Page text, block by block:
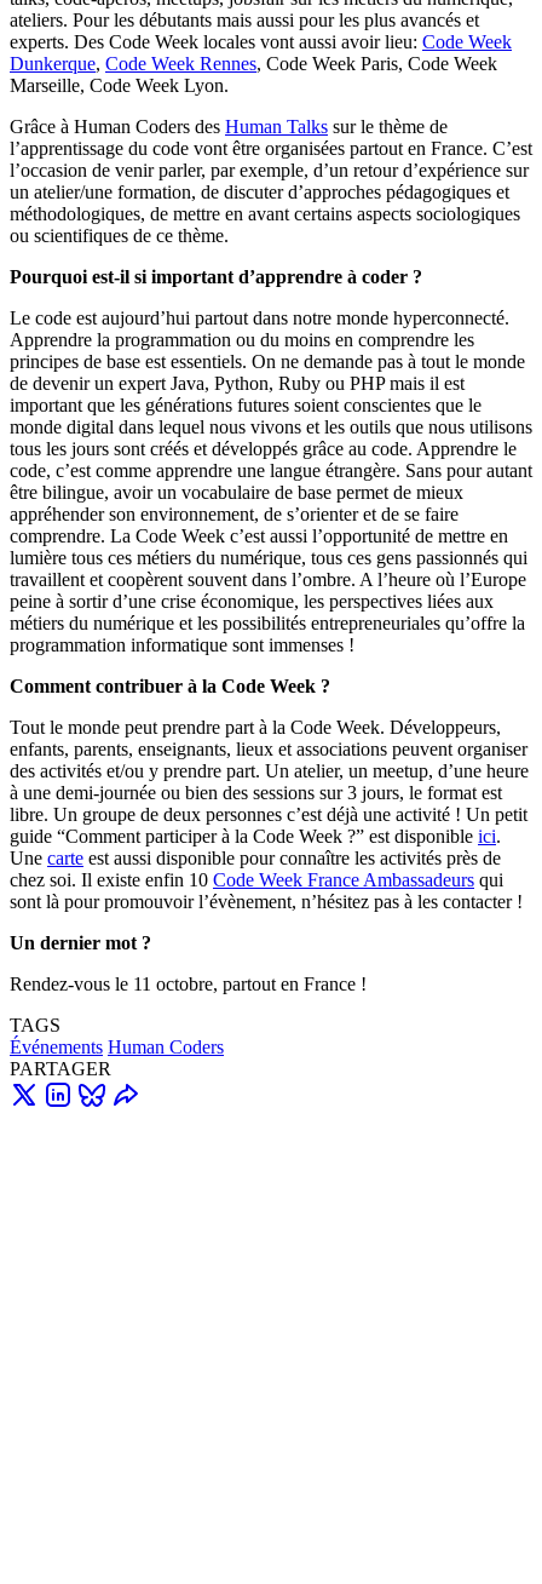
ateliers. Pour les débutants mais aussi pour les plus avancés et
experts. Des Code Week locales vont aussi avoir lieu: Code Week
Dunkerque, Code Week Rennes, Code Week Paris, Code Week
Marseille, Code Week Lyon.
Grâce à Human Coders des Human Talks sur le thème de
l’apprentissage du code vont être organisées partout en France. C’est
l’occasion de venir parler, par exemple, d’un retour d’expérience sur
un atelier/une formation, de discuter d’approches pédagogiques et
méthodologiques, de mettre en avant certains aspects sociologiques
ou scientifiques de ce thème.
Pourquoi est-il si important d’apprendre à coder ?
Le code est aujourd’hui partout dans notre monde hyperconnecté.
Apprendre la programmation ou du moins en comprendre les
principes de base est essentiels. On ne demande pas à tout le monde
de devenir un expert Java, Python, Ruby ou PHP mais il est
important que les générations futures soient conscientes que le
monde digital dans lequel nous vivons et les outils que nous utilisons
tous les jours sont créés et développés grâce au code. Apprendre le
code, c’est comme apprendre une langue étrangère. Sans pour autant
être bilingue, avoir un vocabulaire de base permet de mieux
appréhender son environnement, de s’orienter et de se faire
comprendre. La Code Week c’est aussi l’opportunité de mettre en
lumière tous ces métiers du numérique, tous ces gens passionnés qui
travaillent et coopèrent souvent dans l’ombre. A l’heure où l’Europe
peine à sortir d’une crise économique, les perspectives liées aux
métiers du numérique et les possibilités entrepreneuriales qu’offre la
programmation informatique sont immenses !
Comment contribuer à la Code Week ?
Tout le monde peut prendre part à la Code Week. Développeurs,
enfants, parents, enseignants, lieux et associations peuvent organiser
des activités et/ou y prendre part. Un atelier, un meetup, d’une heure
à une demi-journée ou bien des sessions sur 3 jours, le format est
libre. Un groupe de deux personnes c’est déjà une activité ! Un petit
guide “Comment participer à la Code Week ?” est disponible ici.
Une carte est aussi disponible pour connaître les activités près de
chez soi. Il existe enfin 10 Code Week France Ambassadeurs qui
sont là pour promouvoir l’évènement, n’hésitez pas à les contacter !
Un dernier mot ?
Rendez-vous le 11 octobre, partout en France !
TAGS
Événements Human Coders
PARTAGER